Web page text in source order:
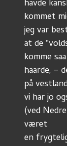
havde
kommet
jeg var
at de
komme
haarde, –
på
vi har jo
(ved
været
en